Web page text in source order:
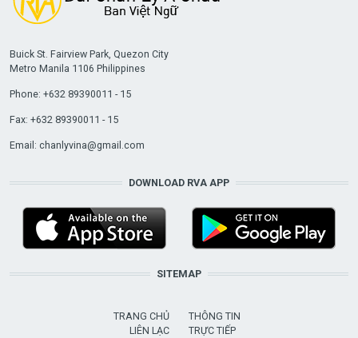
Buick St. Fairview Park, Quezon City
Metro Manila 1106 Philippines
Phone: +632 89390011 - 15
Fax: +632 89390011 - 15
Email: chanlyvina@gmail.com
DOWNLOAD RVA APP
SITEMAP
TRANG CHỦ
LIÊN LẠC
THÔNG TIN
TRỰC TIẾP